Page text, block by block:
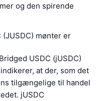
og den spirende
(JUSDC) mønter er
USDC (jUSDC)
at der, som det
tilgængelige til handel
jUSDC